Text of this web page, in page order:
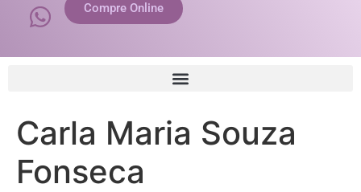
Compre Online
Carla Maria Souza
Fonseca